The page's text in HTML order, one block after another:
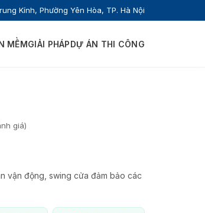
Kính, Phường Yên Hòa, TP. Hà Nội
MỀMGIẢI PHÁPDỰ ÁN THI CÔNG
giá)
vận động, swing cửa đảm bảo các